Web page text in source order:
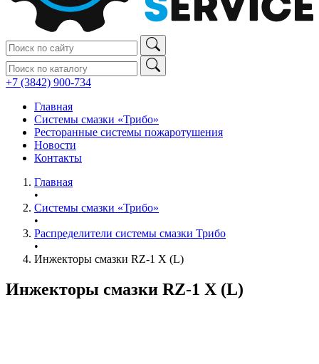
+7 (3842) 900‑734
Главная
Системы смазки «Трибо»
Ресторанные системы пожаротушения
Новости
Контакты
Главная
•
Системы смазки «Трибо»
•
Распределители системы смазки Трибо
•
Инжекторы смазки RZ-1 X (L)
Инжекторы смазки RZ-1 X (L)